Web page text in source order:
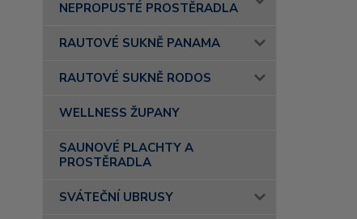
NEPROPUSTÉ PROSTĚRADLA
RAUTOVÉ SUKNĚ PANAMA
RAUTOVÉ SUKNĚ RODOS
WELLNESS ŽUPANY
SAUNOVÉ PLACHTY A
PROSTĚRADLA
SVÁTEČNÍ UBRUSY